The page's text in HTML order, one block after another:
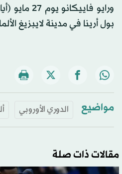
ورايو
بول أرينا في مدينة لايبزيغ
مواضيع الدوري الأوروبي
مقالات ذات صلة